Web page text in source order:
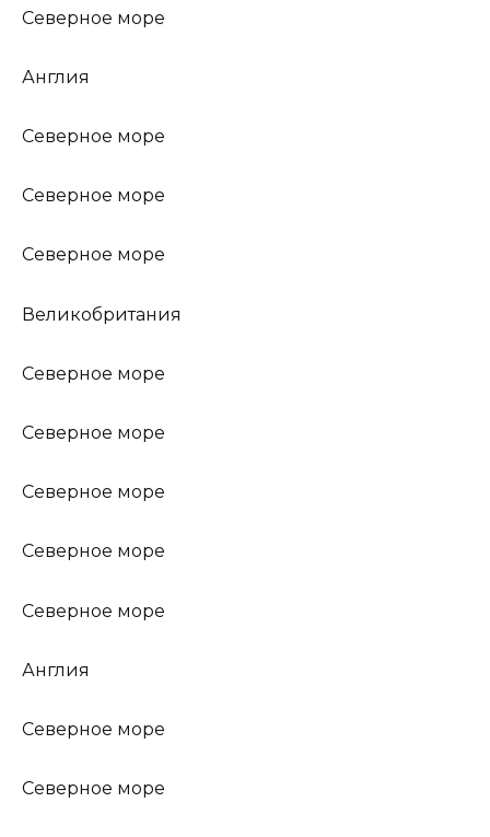
Северное море
Англия
Северное море
Северное море
Северное море
Великобритания
Северное море
Северное море
Северное море
Северное море
Северное море
Англия
Северное море
Северное море